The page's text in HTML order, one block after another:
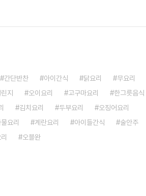
간단반찬 아이간식 닭요리
무요리
지 오이요리 고구마요리
한그릇음식
김치요리 두부요리
오징어요리
요리 계란요리 아이들간식
술안주
오블완